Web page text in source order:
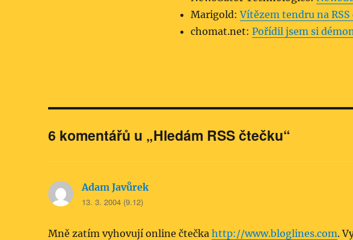
Marigold:Vítězem tendru na RSS
chomat.net: Pořídil jsem si
6 komentářů u „Hledám RSS čtečku“
Adam Javůreknapsal:
13. 3. 2004 (9.12)
Mně zatím vyhovují online čtečkahttp://www.bloglines.com.